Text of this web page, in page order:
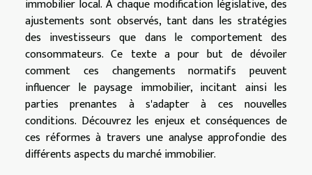
immobilier local. À chaque modification législative, des
ajustements sont observés, tant dans les stratégies
des investisseurs que dans le comportement des
consommateurs. Ce texte a pour but de dévoiler
comment ces changements normatifs peuvent
influencer le paysage immobilier, incitant ainsi les
parties prenantes à s'adapter à ces nouvelles
conditions. Découvrez les enjeux et conséquences de
ces réformes à travers une analyse approfondie des
différents aspects du marché immobilier.